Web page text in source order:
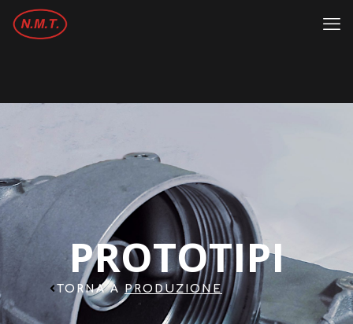
PROTOTIPI
TORNA APRODUZIONE